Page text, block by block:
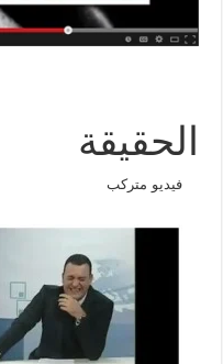
الحقيقة
فيديو متركب